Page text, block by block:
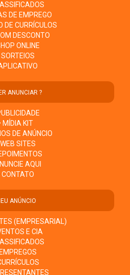
DE EMPREGO
DE CURRÍCULOS
DESCONTO
ONLINE
SORTEIOS
ANUNCIAR ?
MÍDIA KIT
DE ANÚNCIO
WEB SITES
AQUI
CONTATO
ANÚNCIO
(EMPRESARIAL)
E CIA